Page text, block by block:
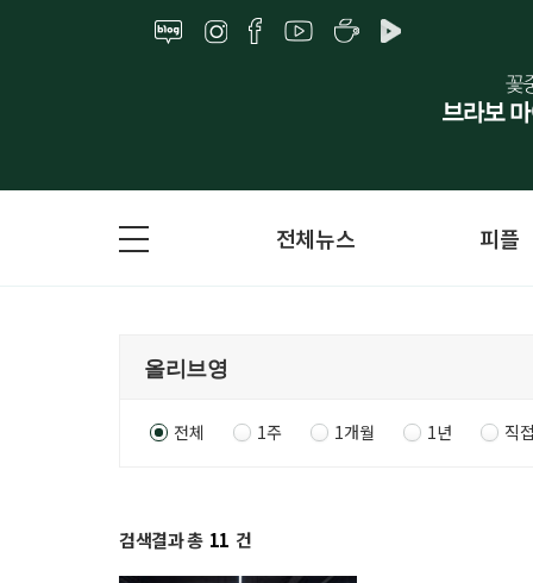
전체뉴스 피플
전체 1주 1개월 1년 직
검색결과 총 11 건